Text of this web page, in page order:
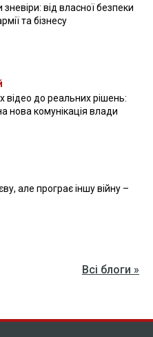
зневіри: від власної безпеки
та бізнесу
відео до реальних рішень:
нова комунікація влади
але програє іншу війну –
Всі блоги »